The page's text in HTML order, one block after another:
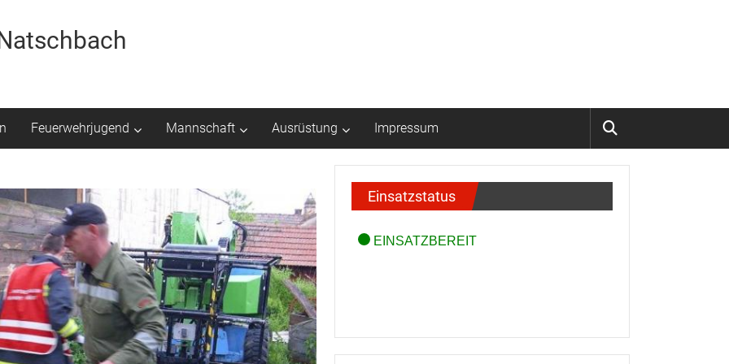
Feuerwehrjugend Mannschaft Ausrüstung Impressum
Einsatzstatus